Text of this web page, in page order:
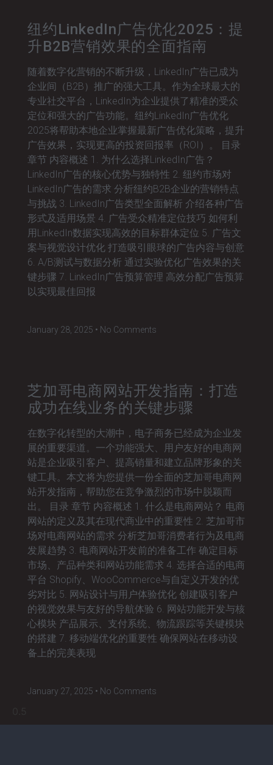
纽约LinkedIn广告优化2025：提
升B2B营销效果的全面指南
随着数字化营销的不断升级，LinkedIn广告已成为
企业间（B2B）推广的强大工具。作为全球最大的
专业社交平台，LinkedIn为企业提供了精准的受众
定位和强大的广告功能。纽约LinkedIn广告优化
2025将帮助本地企业掌握最新广告优化策略，提升
广告效果，实现更高的投资回报率（ROI）。 目录
章节 内容概述 1. 为什么选择LinkedIn广告？
LinkedIn广告的核心优势与独特性 2. 纽约市场对
LinkedIn广告的需求 分析纽约B2B企业的营销特点
与挑战 3. LinkedIn广告类型全面解析 介绍各种广告
形式及适用场景 4. 广告受众精准定位技巧 如何利
用LinkedIn数据实现高效的目标群体定位 5. 广告文
案与视觉设计优化 打造吸引眼球的广告内容与创意
6. A/B测试与数据分析 通过实验优化广告效果的关
键步骤 7. LinkedIn广告预算管理 高效分配广告预算
以实现最佳回报
January 28, 2025 No Comments
芝加哥电商网站开发指南：打造
成功在线业务的关键步骤
在数字化转型的大潮中，电子商务已经成为企业发
展的重要渠道。一个功能强大、用户友好的电商网
站是企业吸引客户、提高销量和建立品牌形象的关
键工具。本文将为您提供一份全面的芝加哥电商网
站开发指南，帮助您在竞争激烈的市场中脱颖而
出。 目录 章节 内容概述 1. 什么是电商网站？ 电商
网站的定义及其在现代商业中的重要性 2. 芝加哥市
场对电商网站的需求 分析芝加哥消费者行为及电商
发展趋势 3. 电商网站开发前的准备工作 确定目标
市场、产品种类和网站功能需求 4. 选择合适的电商
平台 Shopify、WooCommerce与自定义开发的优
劣对比 5. 网站设计与用户体验优化 创建吸引客户
的视觉效果与友好的导航体验 6. 网站功能开发与核
心模块 产品展示、支付系统、物流跟踪等关键模块
的搭建 7. 移动端优化的重要性 确保网站在移动设
备上的完美表现
January 27, 2025 No Comments